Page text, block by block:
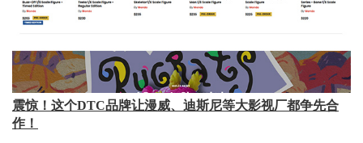
震惊！这个DTC品牌让漫威、迪斯尼等大影视厂都争先合
作！